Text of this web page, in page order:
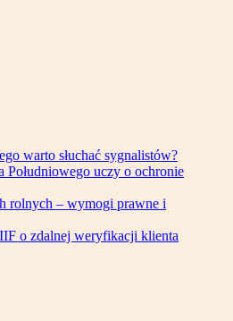
warto słuchać sygnalistów?
Południowego uczy o ochronie
rolnych – wymogi prawne i
o zdalnej weryfikacji klienta